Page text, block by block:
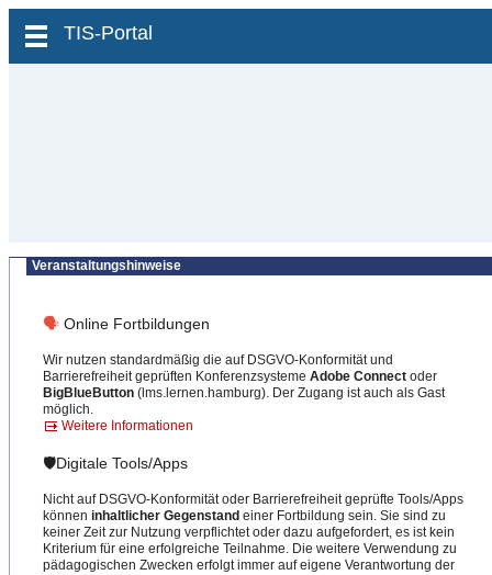
zum Inhalt wechseln
TIS-Portal
Veranstaltungshinweise
🗣 Online Fortbildungen
Wir nutzen standardmäßig die auf DSGVO-Konformität und
Barrierefreiheit geprüften Konferenzsysteme Adobe Connect oder
BigBlueButton (lms.lernen.hamburg). Der Zugang ist auch als Gast
möglich.
Weitere Informationen
🛡️Digitale Tools/Apps
Nicht auf DSGVO-Konformität oder Barrierefreiheit geprüfte Tools/Apps
können inhaltlicher Gegenstand einer Fortbildung sein. Sie sind zu
keiner Zeit zur Nutzung verpflichtet oder dazu aufgefordert, es ist kein
Kriterium für eine erfolgreiche Teilnahme. Die weitere Verwendung zu
pädagogischen Zwecken erfolgt immer auf eigene Verantwortung der